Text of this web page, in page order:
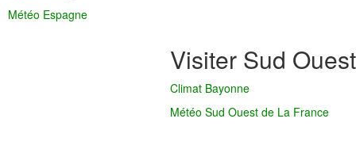
Météo Espagne
Visiter Sud Ouest
Climat Bayonne
Météo Sud Ouest de La France